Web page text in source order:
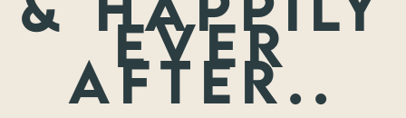
ever
after..